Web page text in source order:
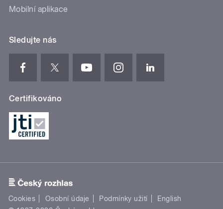
Mobilní aplikace
Sledujte nás
Certifikováno
Cookies Osobní údaje Podmínky užití
English